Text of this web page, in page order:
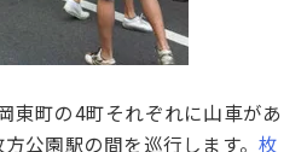
東町の4町それぞれに山車があ
公園駅の間を巡行します。枚